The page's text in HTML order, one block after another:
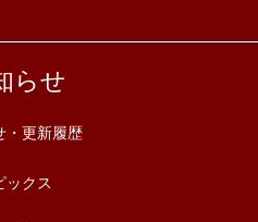
らせ
・更新履歴
ックス